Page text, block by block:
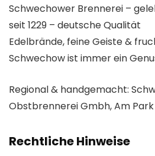
Schwechower Brennerei –
seit 1229 – deutsche Qualität
Edelbrände, feine Geiste &
Schwechow ist immer ein
Regional & handgemacht:
Obstbrennerei Gmbh, Am Park
Rechtliche Hinweise